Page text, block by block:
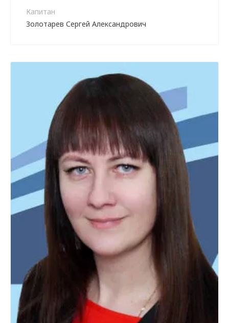
Капитан
Золотарев Сергей Александрович